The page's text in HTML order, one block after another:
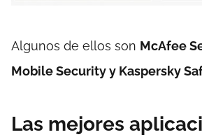
Algunos de ellos son McAfee
Mobile Security y Kaspersky
Las mejores